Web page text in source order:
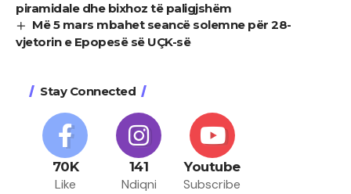
piramidale dhe bixhoz të paligjshëm
Më 5 mars mbahet seancë solemne për 28-
vjetorin e Epopesë së UÇK-së
Stay Connected
70K
Like
141
Ndiqni
Youtube
Subscribe